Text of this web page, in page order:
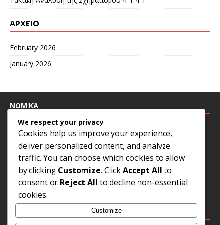
ΑΡΧΕΊΟ
February 2026
January 2026
ΝΟΜΙΚΆ
Επικοινωνήστε μαζί μας
Η ιστορία μας
Πολιτική απορρήτου
Συμφωνία χρήστη
Προτιμήσεις cookies
We respect your privacy
Cookies help us improve your experience,
deliver personalized content, and analyze
traffic. You can choose which cookies to allow
by clicking Customize. ClickAccept All to
consent or Reject All to decline non-essential
cookies.
Customize